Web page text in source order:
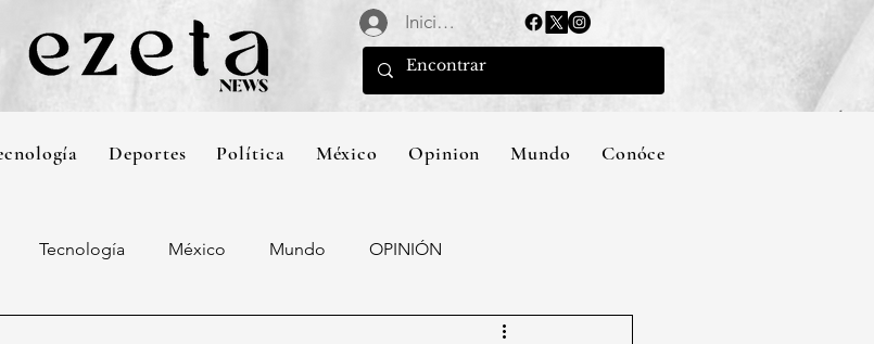
Iniciar sesión
Deportes Política México Opinion Mundo Conócenos
Tecnología México Mundo OPINIÓN